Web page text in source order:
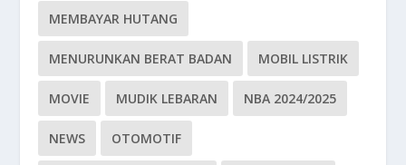
MEMBAYAR HUTANG
MENURUNKAN BERAT BADAN MOBIL LISTRIK
MOVIE MUDIK LEBARAN NBA 2024/2025
NEWS OTOMOTIF